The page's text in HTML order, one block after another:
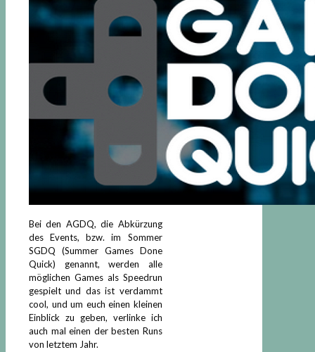
Bei den AGDQ, die Abkürzung
des Events, bzw. im Sommer
SGDQ (Summer Games Done
Quick) genannt, werden alle
möglichen Games als Speedrun
gespielt und das ist verdammt
cool, und um euch einen kleinen
Einblick zu geben, verlinke ich
auch mal einen der besten Runs
von letztem Jahr.